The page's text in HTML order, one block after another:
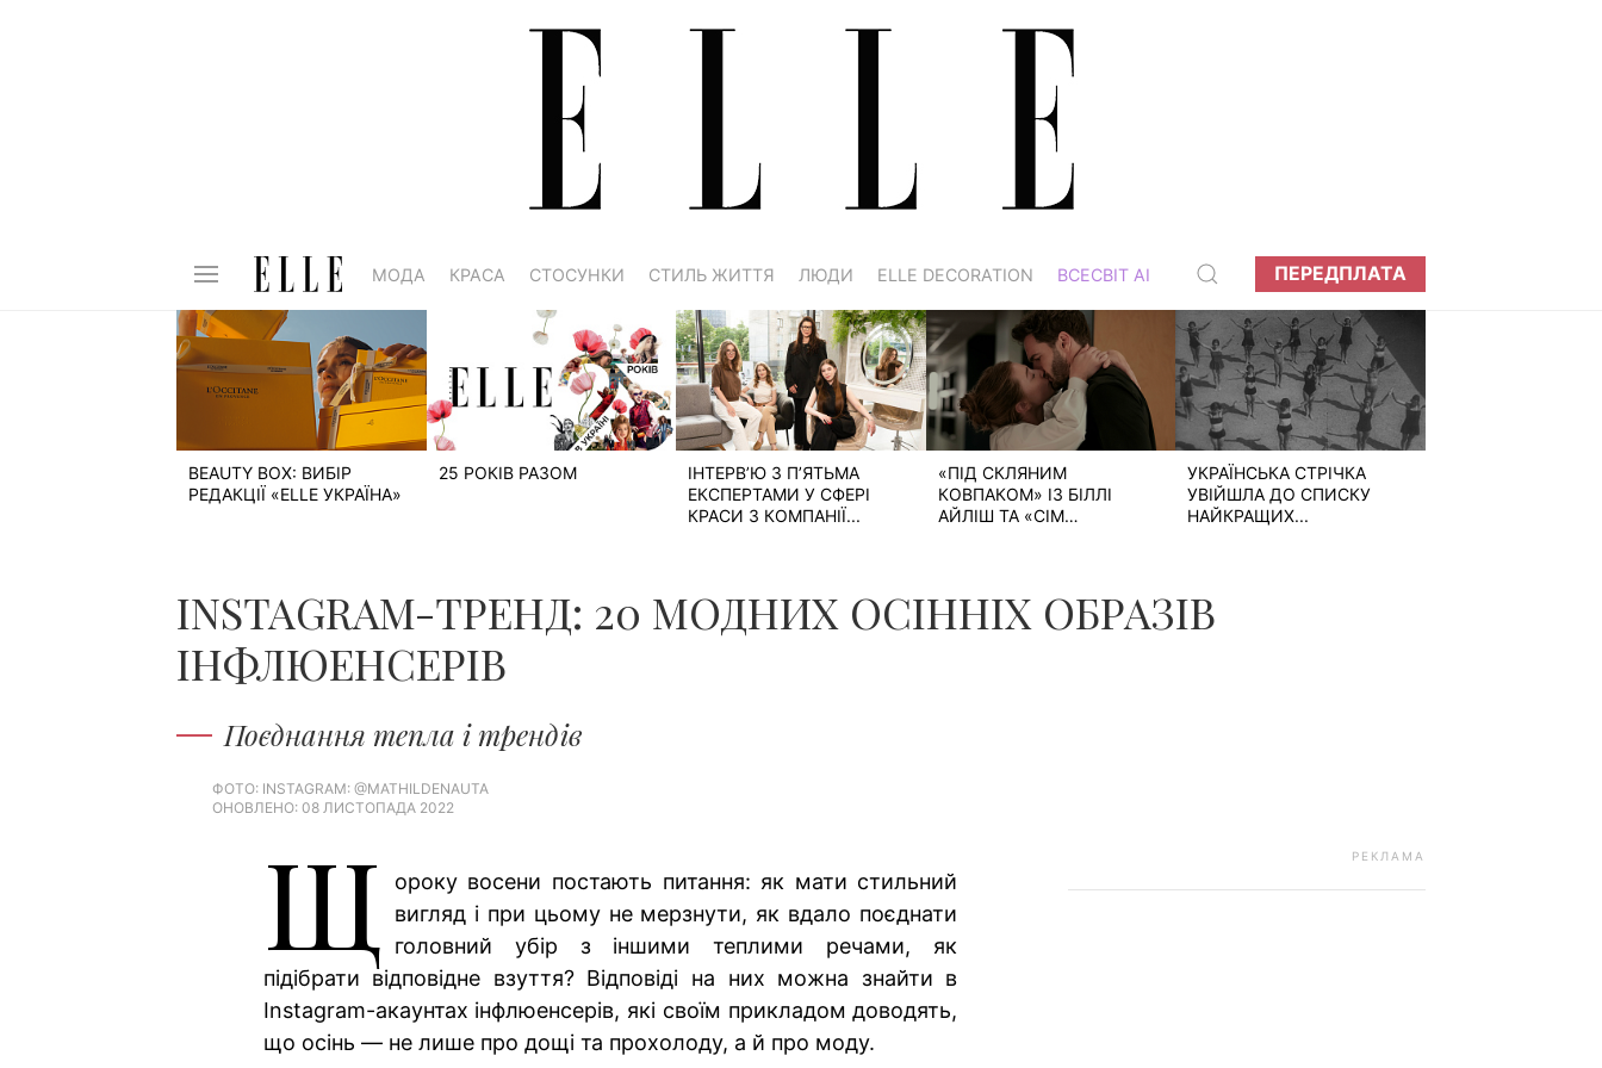
МОДА КРАСА СТОСУНКИ СТИЛЬ ЖИТТЯ ЛЮДИ ELLE DECORATION ВСЕСВІТ АІ ПЕРЕДПЛАТА
BEAUTY BOX: ВИБІР
РЕДАКЦІЇ «ELLE УКРАЇНА»
25 РОКІВ РАЗОМ
ІНТЕРВ’Ю З П’ЯТЬМА
ЕКСПЕРТАМИ У СФЕРІ
КРАСИ З КОМПАНІЇ...
«ПІД СКЛЯНИМ
КОВПАКОМ» ІЗ БІЛЛІ
АЙЛІШ ТА «СІМ
УКРАЇНСЬКА СТРІЧКА
УВІЙШЛА ДО СПИСКУ
НАЙКРАЩИХ...
INSTAGRAM-ТРЕНД: 20 МОДНИХ ОСІННІХ ОБРАЗІВ
ІНФЛЮЕНСЕРІВ
Поєднання тепла і трендів
ФОТО: INSTAGRAM: @MATHILDENAUTA
ОНОВЛЕНО: 08 ЛИСТОПАДА 2022
Щ
ороку восени постають питання: як мати стильний
вигляд і при цьому не мерзнути, як вдало поєднати
головний убір з іншими теплими речами, як
підібрати відповідне взуття? Відповіді на них можна знайти в
Instagram-акаунтах інфлюенсерів, які своїм прикладом доводять,
що осінь — не лише про дощі та прохолоду, а й про моду.
РЕКЛАМА